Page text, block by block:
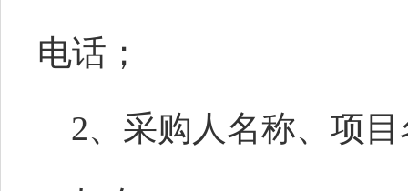
电话；
2、采购人名称、项